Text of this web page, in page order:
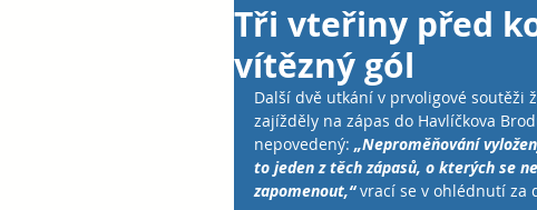
Tři vteřiny před
vítězný gól
Další dvě utkání v prvoligové soutěži
zajížděly na zápas do Havlíčkova
nepovedený: „Neproměňování
to jeden z těch zápasů, o kterých se
zapomenout,“ vrací se v ohlédnutí za